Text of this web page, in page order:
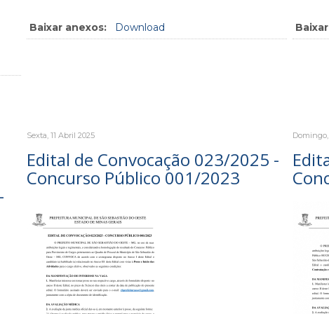
Baixar anexos: Download
Sexta, 11 Abril 2025
Edital de Convocação 023/2025 -
Concurso Público 001/2023